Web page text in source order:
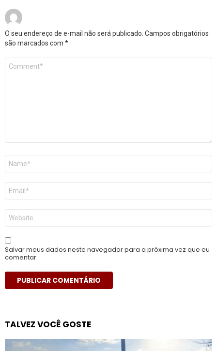
O seu endereço de e-mail não será publicado. Campos obrigatórios
são marcados com *
Comentário
Nome
E-
mail
*
Site
Salvar meus dados neste navegador para a próxima vez que eu
comentar.
TALVEZ VOCÊ GOSTE